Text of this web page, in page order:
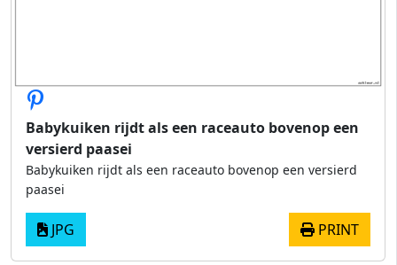
Babykuiken rijdt als een raceauto bovenop een
versierd paasei
Babykuiken rijdt als een raceauto bovenop een versierd
paasei
JPG PRINT